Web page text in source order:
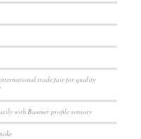
trade fair for quality
with Baumer profile sensors